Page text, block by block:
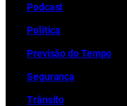
Podcast
Política
Previsão do Tempo
Segurança
Trânsito